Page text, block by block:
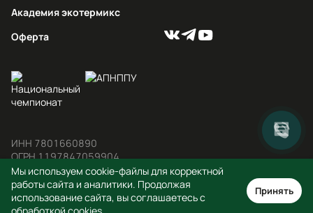
Академия экотермикс
Оферта
ИНН 7801660890
ОГРН 1197847059904
© 2012-2026 ООО «ППУ СИСТЕМЫ»
Политика конфиденциальности
Мы используем cookie-файлы для корректной
работы сайта и аналитики. Продолжая
использование сайта, вы соглашаетесь с
Принять